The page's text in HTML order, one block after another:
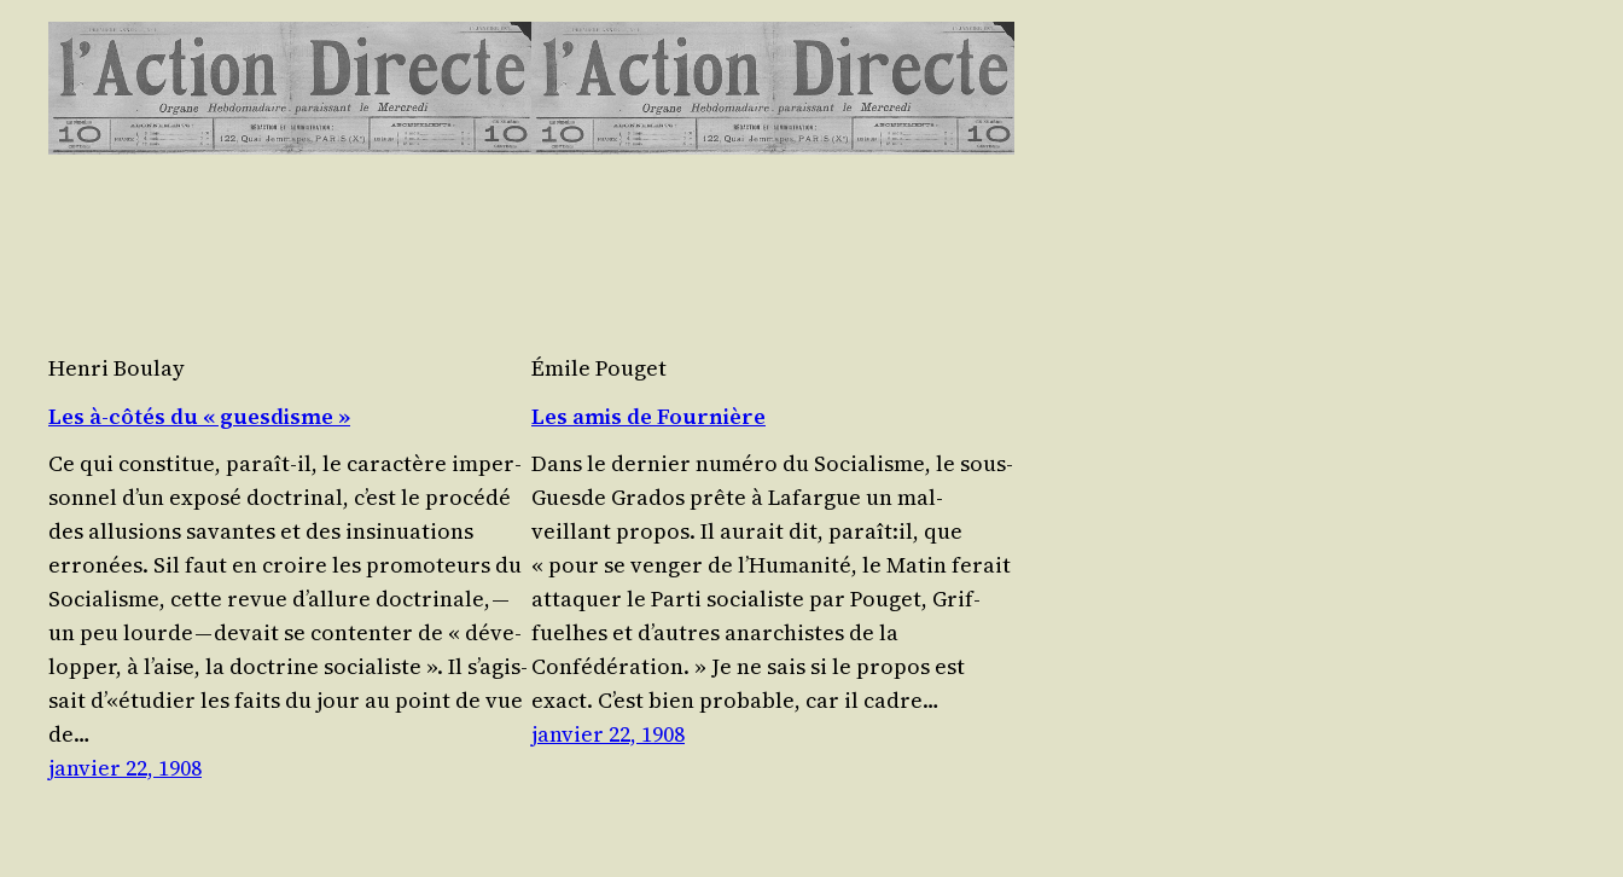
Henri Boulay
Les à‑côtés du « guesdisme »
Ce qui consti­tue, paraît-il, le carac­tère imper­
son­nel d’un expo­sé doc­tri­nal, c’est le pro­cé­dé
des allu­sions savantes et des insi­nua­tions
erro­nées. Sil faut en croire les pro­mo­teurs du
Socia­lisme, cette revue d’al­lure doc­tri­nale, —
un peu lourde — devait se conten­ter de « déve­
lop­per, à l’aise, la doc­trine socia­liste ». Il s’a­gis­
sait d’«étudier les faits du jour au point de vue
de…
janvier 22, 1908
Émile Pouget
Les amis de Fournière
Dans le der­nier numé­ro du Socia­lisme, le sous-
Guesde Gra­dos prête à Lafargue un mal­
veillant pro­pos. Il aurait dit, paraît:il, que
« pour se ven­ger de l’Huma­ni­té, le Matin ferait
atta­quer le Par­ti socia­liste par Pou­get, Grif­
fuelhes et d’autres anar­chistes de la
Confédération. » Je ne sais si le pro­pos est
exact. C’est bien pro­bable, car il cadre…
janvier 22, 1908